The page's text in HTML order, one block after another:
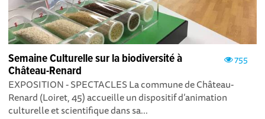
755
Semaine Culturelle sur la biodiversité à
Château-Renard
EXPOSITION - SPECTACLES La commune de Château-
Renard (Loiret, 45) accueille un dispositif d’animation
culturelle et scientifique dans sa...